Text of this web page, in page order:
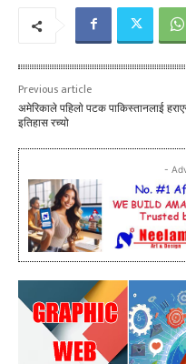
Previous article
अमेरिकाले पहिलाे पटक पाकिस्तानलाई
इतिहास रच्यो
-